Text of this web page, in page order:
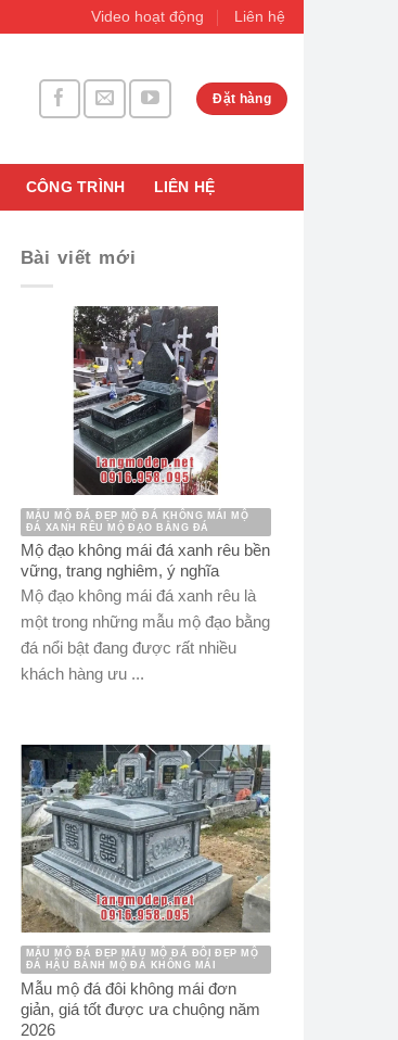
Video hoạt động Liên hệ
Đặt hàng
CÔNG TRÌNH LIÊN HỆ
Bài viết mới
MẪU MỘ ĐÁ ĐẸP MỘ ĐÁ KHÔNG MÁI MỘ
ĐÁ XANH RÊU MỘ ĐẠO BẰNG ĐÁ
Mộ đạo không mái đá xanh rêu bền
vững, trang nghiêm, ý nghĩa
Mộ đạo không mái đá xanh rêu là
một trong những mẫu mộ đạo bằng
đá nổi bật đang được rất nhiều
khách hàng ưu ...
MẪU MỘ ĐÁ ĐẸP MẪU MỘ ĐÁ ĐÔI ĐẸP MỘ
ĐÁ HẬU BÀNH MỘ ĐÁ KHÔNG MÁI
Mẫu mộ đá đôi không mái đơn
giản, giá tốt được ưa chuộng năm
2026